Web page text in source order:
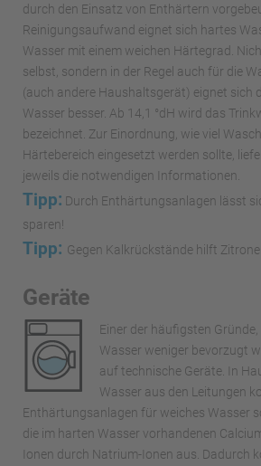
durch den Einsatz von Enthärtern
Reinigungsaufwand eignet sich hartes
Wasser mit einem weichen Härtegrad.
selbst, sondern in der Regel auch für die
(auch andere Haushaltsgerät) eignet sich
Wasser besser. Ab 14,1 °dH wird das
bezeichnet. Zur Einordnung, wie viel
Härtebereich eingesetzt werden sollte,
jeweils die notwendigen Informationen.
Tipp: Durch Enthärtungsanlagen lässt
sparen!
Tipp: Gegen Kalkrückstände hilft
Geräte
Einer der häufigsten
Wasser weniger bevorzugt
auf technische Geräte. In
Wasser aus den Leitungen
Enthärtungsanlagen für weiches Wasser
die im harten Wasser vorhandenen
Ionen durch Natrium-Ionen aus. Dadurch